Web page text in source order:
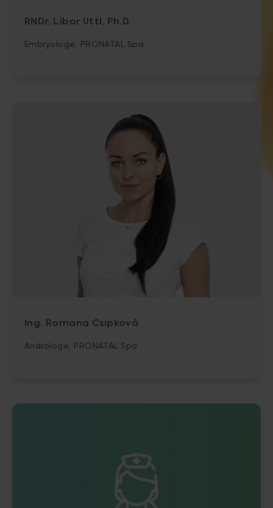
RNDr. Libor Uttl, Ph.D.
Embryologe, PRONATAL Spa
Ing. Romana Csipková
Androloge, PRONATAL Spa